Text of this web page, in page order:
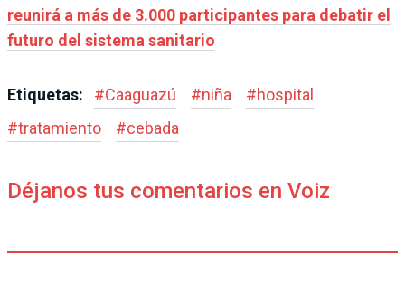
reunirá a más de 3.000 participantes para debatir el
futuro del sistema sanitario
Etiquetas: #Caaguazú #niña #hospital
#tratamiento #cebada
Déjanos tus comentarios en Voiz